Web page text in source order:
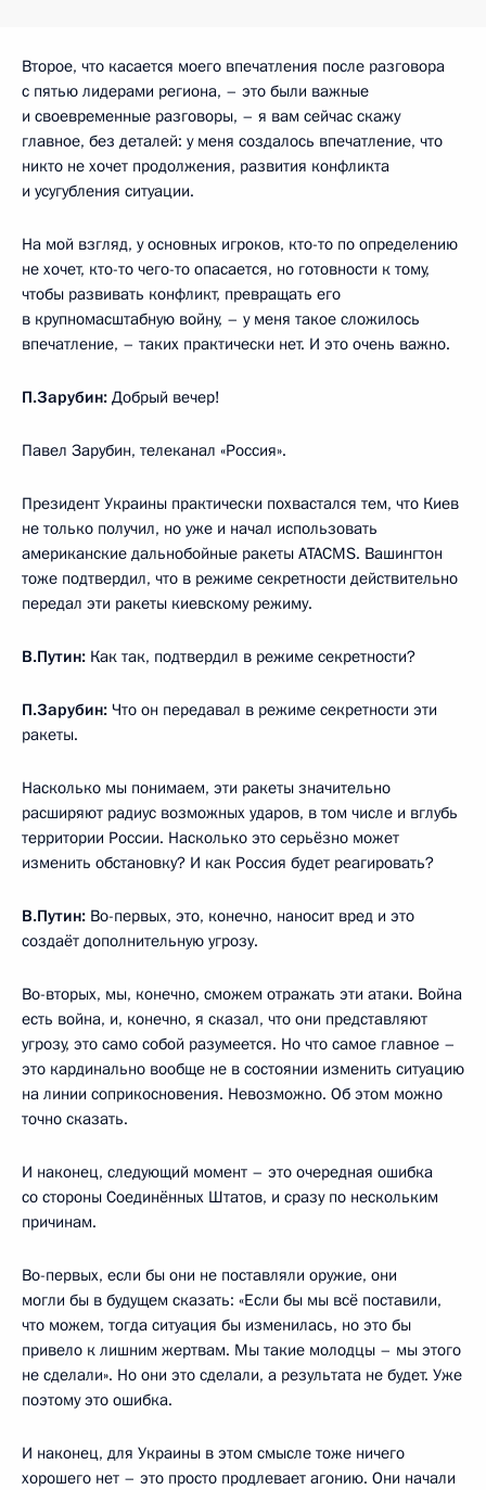
Второе, что касается моего впечатления после разговора
с пятью лидерами региона, – это были важные
и своевременные разговоры, – я вам сейчас скажу
главное, без деталей: у меня создалось впечатление, что
никто не хочет продолжения, развития конфликта
и усугубления ситуации.
На мой взгляд, у основных игроков, кто-то по определению
не хочет, кто-то чего-то опасается, но готовности к тому,
чтобы развивать конфликт, превращать его
в крупномасштабную войну, – у меня такое сложилось
впечатление, – таких практически нет. И это очень важно.
П.Зарубин: Добрый вечер!
Павел Зарубин, телеканал «Россия».
Президент Украины практически похвастался тем, что Киев
не только получил, но уже и начал использовать
американские дальнобойные ракеты ATACMS. Вашингтон
тоже подтвердил, что в режиме секретности действительно
передал эти ракеты киевскому режиму.
В.Путин: Как так, подтвердил в режиме секретности?
П.Зарубин: Что он передавал в режиме секретности эти
ракеты.
Насколько мы понимаем, эти ракеты значительно
расширяют радиус возможных ударов, в том числе и вглубь
территории России. Насколько это серьёзно может
изменить обстановку? И как Россия будет реагировать?
В.Путин: Во-первых, это, конечно, наносит вред и это
создаёт дополнительную угрозу.
Во-вторых, мы, конечно, сможем отражать эти атаки. Война
есть война, и, конечно, я сказал, что они представляют
угрозу, это само собой разумеется. Но что самое главное –
это кардинально вообще не в состоянии изменить ситуацию
на линии соприкосновения. Невозможно. Об этом можно
точно сказать.
И наконец, следующий момент – это очередная ошибка
со стороны Соединённых Штатов, и сразу по нескольким
причинам.
Во-первых, если бы они не поставляли оружие, они
могли бы в будущем сказать: «Если бы мы всё поставили,
что можем, тогда ситуация бы изменилась, но это бы
привело к лишним жертвам. Мы такие молодцы – мы этого
не сделали». Но они это сделали, а результата не будет. Уже
поэтому это ошибка.
И наконец, для Украины в этом смысле тоже ничего
хорошего нет – это просто продлевает агонию. Они начали